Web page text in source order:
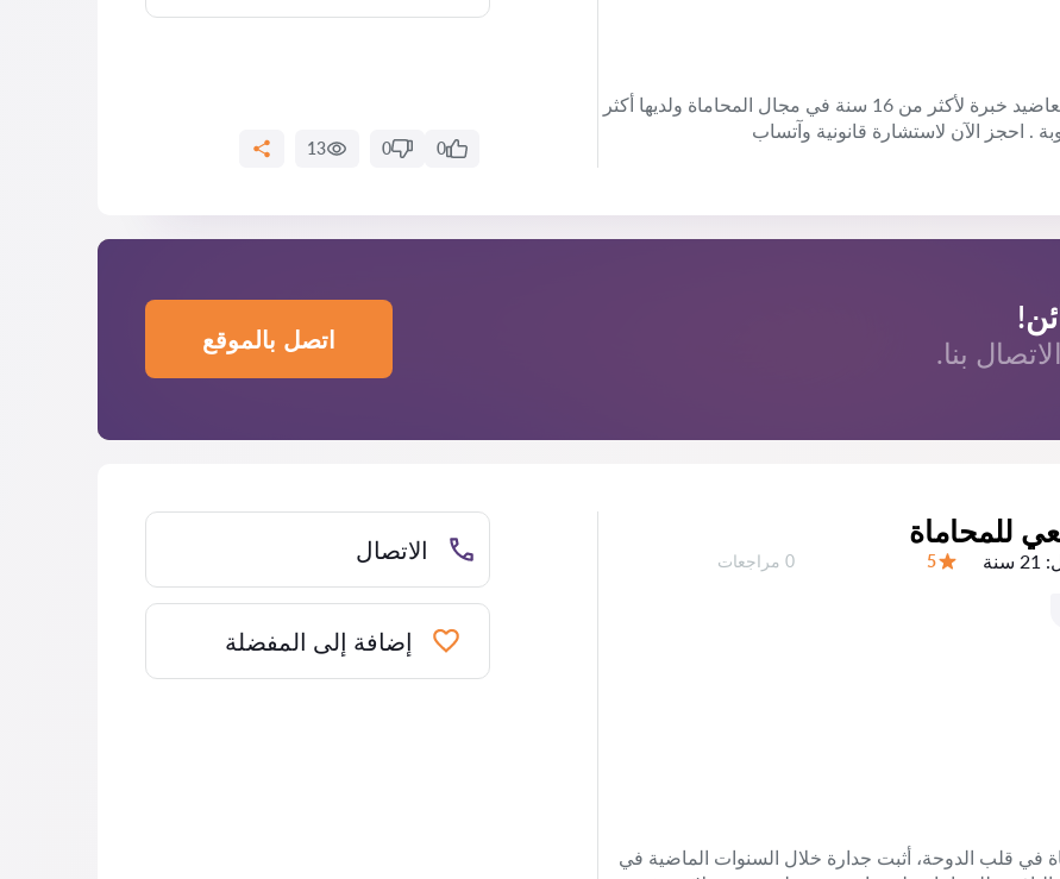
أفضل محامي في قطر المحامية: فاطمة ثاني المعاضيد خبرة لأكثر من 16 سنة في مجال المحاماة ولديها أكثر
0
0
13
بنا. اتصل بالموقع
للمحاماة
21 سنة 5 عدد المراجعات:
0 مراجعات
في قلب الدوحة، أثبت جدارة خلال السنوات الماضية في
الاتصال
إضافة إلى المفضلة